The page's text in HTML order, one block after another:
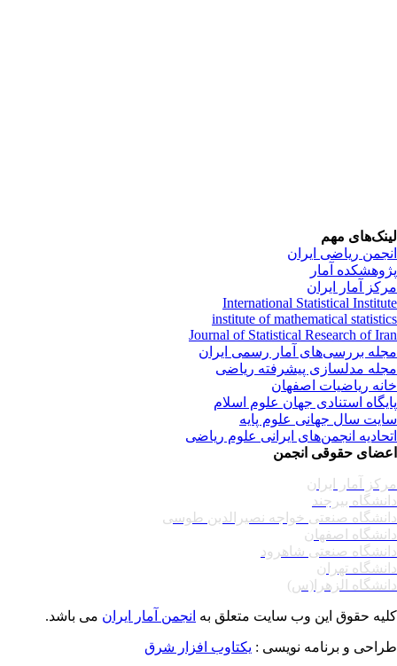
مهم
ریاضی ایران
آمار
آمار ایران
International Statistical
institute of mathematical
Journal of Statistical Research of
بررسی‌های آمار رسمی ایران
مدلسازی پیشرفته ریاضی
ریاضیات اصفهان
استنادی جهان علوم اسلام
سال جهانی علوم پایه
انجمن‌های ایرانی علوم ریاضی
حقوقی انجمن
آمار ایران
بیرجند
صنعتی خواجه نصیرالدین طوسی
اصفهان
صنعتی شاهرود
تهران
الزهرا(س)
حقوق این وب سایت متعلق بهانجمن آمار ایرانمی باشد.
و برنامه نویسی : یکتاوب افزار شرق